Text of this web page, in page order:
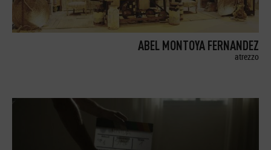
ABEL MONTOYA FERNANDEZ
atrezzo